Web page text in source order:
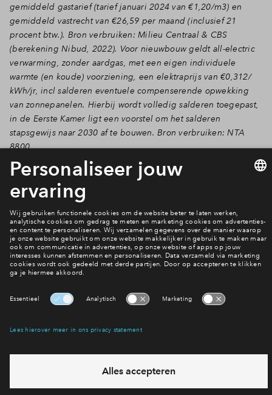
gemiddeld gastarief (tarief januari 2024 van €1,20/m3) en
gemiddeld vastrecht van €26,59 per maand (inclusief 21
procent btw.). Bron verbruiken: Milieu Centraal & CBS
(berekening Nibud, 2022). Voor nieuwbouw geldt all-electric
verwarming, zonder aardgas, met een eigen individuele
warmte (en koude) voorziening, een elektraprijs van €0,312/
kWh/jr, incl salderen eventuele compenserende opwekking
van zonnepanelen. Hierbij wordt volledig salderen toegepast,
in de Eerste Kamer ligt een voorstel om het salderen
stapsgewijs naar 2030 af te bouwen. Bron verbruiken: NTA
8800.
Planning
Interesse? Meld je dan snel aan
eventuele projecten
Ja, ik wil mij aanmelden
Heb je een vraag en wil je direct antwoord? Bel ons op
712 28 55